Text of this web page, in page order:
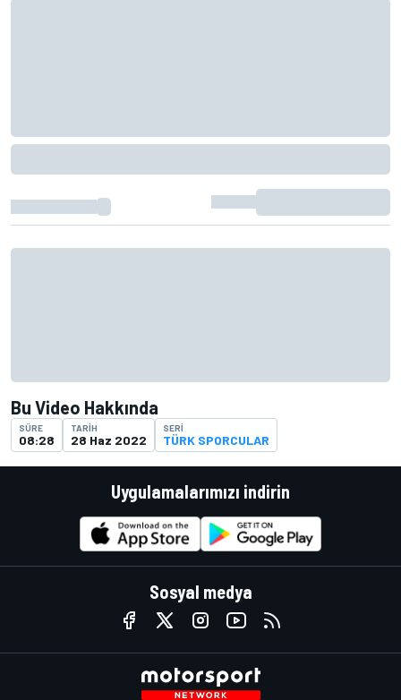
Bu Video Hakkında
SÜRE
08:28
TARIH
28 Haz 2022
SERI
TÜRK SPORCULAR
Uygulamalarımızı indirin
Sosyal medya